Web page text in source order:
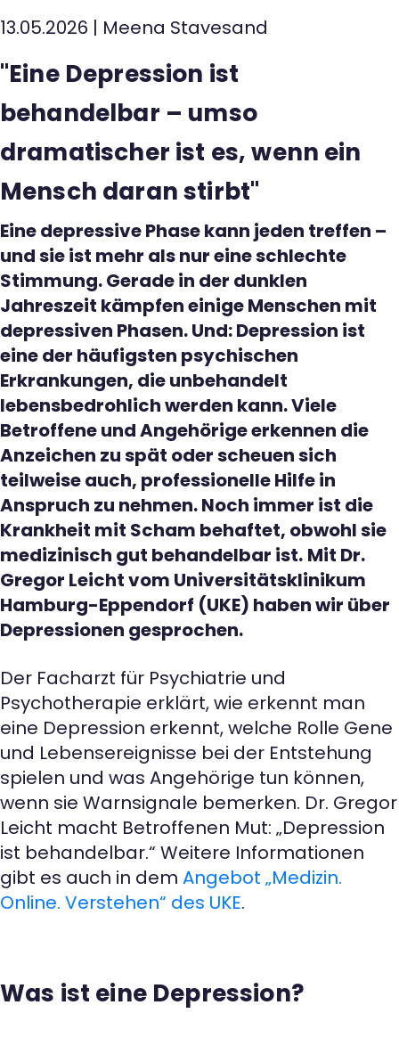
Kontakt
13.05.2026 | Meena Stavesand
"Eine Depression ist
behandelbar – umso
dramatischer ist es, wenn ein
Mensch daran stirbt"
Eine depressive Phase kann jeden treffen –
und sie ist mehr als nur eine schlechte
Stimmung. Gerade in der dunklen
Jahreszeit kämpfen einige Menschen mit
depressiven Phasen. Und: Depression ist
eine der häufigsten psychischen
Erkrankungen, die unbehandelt
lebensbedrohlich werden kann. Viele
Betroffene und Angehörige erkennen die
Anzeichen zu spät oder scheuen sich
teilweise auch, professionelle Hilfe in
Anspruch zu nehmen. Noch immer ist die
Krankheit mit Scham behaftet, obwohl sie
medizinisch gut behandelbar ist. Mit Dr.
Gregor Leicht vom Universitätsklinikum
Hamburg-Eppendorf (UKE) haben wir über
Depressionen gesprochen.
Der Facharzt für Psychiatrie und
Psychotherapie erklärt, wie erkennt man
eine Depression erkennt, welche Rolle Gene
und Lebensereignisse bei der Entstehung
spielen und was Angehörige tun können,
wenn sie Warnsignale bemerken. Dr. Gregor
Leicht macht Betroffenen Mut: „Depression
ist behandelbar.“ Weitere Informationen
gibt es auch in dem Angebot „Medizin.
Online. Verstehen“ des UKE.
Was ist eine Depression?